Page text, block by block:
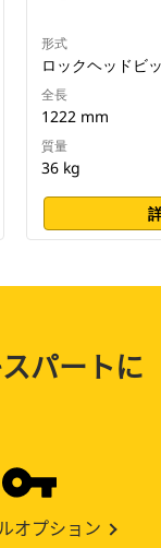
形式
ロックヘッドビ
全長
1222 mm
質量
36 kg
パートに
オプション